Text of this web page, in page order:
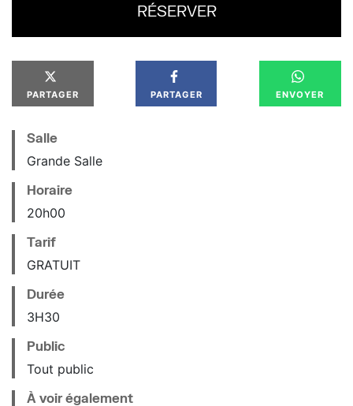
RÉSERVER
PARTAGER PARTAGER ENVOYER
Salle
Grande Salle
Horaire
20h00
Tarif
GRATUIT
Durée
3H30
Public
Tout public
À voir également